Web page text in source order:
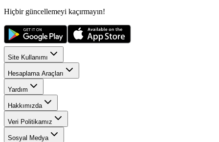
Hiçbir güncellemeyi kaçırmayın!
Site Kullanımı
Hesaplama Araçları
Yardım
Hakkımızda
Veri Politikamız
Sosyal Medya